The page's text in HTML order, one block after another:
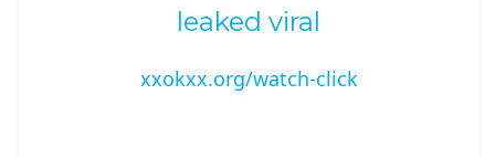
leaked viral
xxokxx.org/watch-click